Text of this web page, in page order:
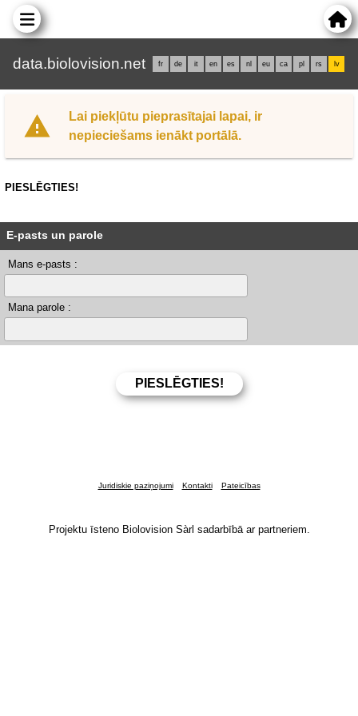
data.biolovision.net fr de it en es nl eu ca pl rs lv
Lai piekļūtu pieprasītajai lapai, ir
nepieciešams ienākt portālā.
PIESLĒGTIES!
E-pasts un parole
Mans e-pasts :
Mana parole :
Juridiskie paziņojumi Kontakti Pateicības
Projektu īsteno Biolovision Sàrl sadarbībā ar partneriem.